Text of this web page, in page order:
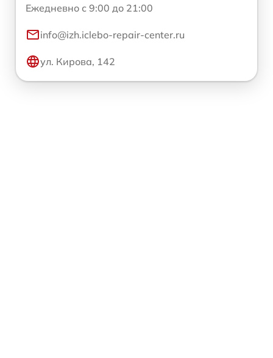
Ежедневно с 9:00 до 21:00
info@izh.iclebo-repair-center.ru
ул. Кирова, 142